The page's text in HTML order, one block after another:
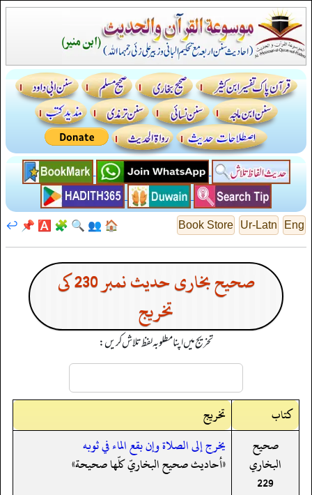
Eng
Ur-Latn
Book Store
🏠
👥
🔍
🧩
🅰️
📌
↩️
صحیح بخاری حدیث نمبر 230 کی
تخریج
تخریج میں اپنا مطلوبہ لفظ تلاش کریں:
کتاب
تخریج
صحيح
البخاري
229
يخرج إلى الصلاة وإن بقع الماء في ثوبه
«أحاديث صحيح البخاريّ كلّها صحيحة»